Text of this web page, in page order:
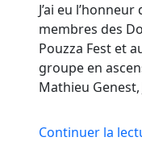
J’ai eu
membres des
Pouzza Fest et
groupe en
Mathieu
Continuer la